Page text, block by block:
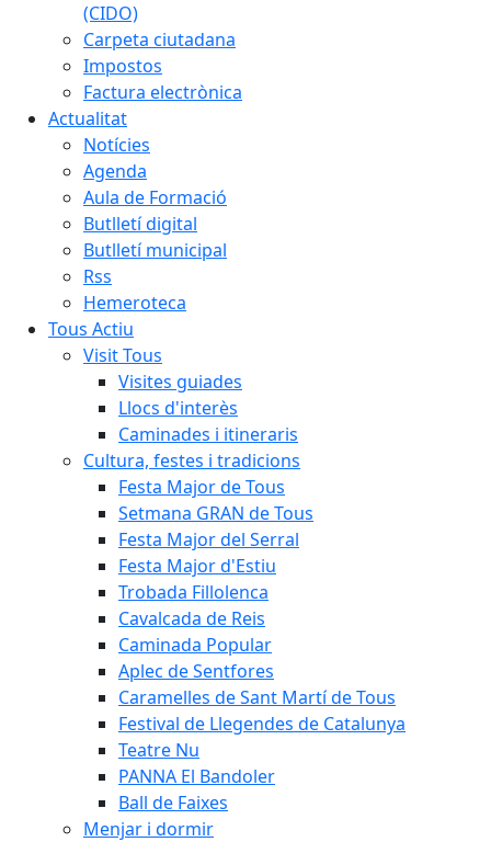
(CIDO)
Carpeta ciutadana
Impostos
Factura electrònica
Actualitat
Notícies
Agenda
Aula de Formació
Butlletí digital
Butlletí municipal
Rss
Hemeroteca
Tous Actiu
Visit Tous
Visites guiades
Llocs d'interès
Caminades i itineraris
Cultura, festes i tradicions
Festa Major de Tous
Setmana GRAN de Tous
Festa Major del Serral
Festa Major d'Estiu
Trobada Fillolenca
Cavalcada de Reis
Caminada Popular
Aplec de Sentfores
Caramelles de Sant Martí de Tous
Festival de Llegendes de Catalunya
Teatre Nu
PANNA El Bandoler
Ball de Faixes
Menjar i dormir